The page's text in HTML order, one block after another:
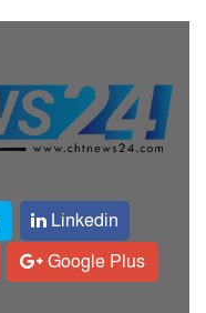
Linkedin
Google Plus